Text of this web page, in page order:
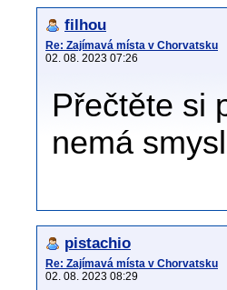
filhou
Re: Zajímavá místa v Chorvatsku
02. 08. 2023 07:26
Přečtěte si
nemá
pistachio
Re: Zajímavá místa v Chorvatsku
02. 08. 2023 08:29